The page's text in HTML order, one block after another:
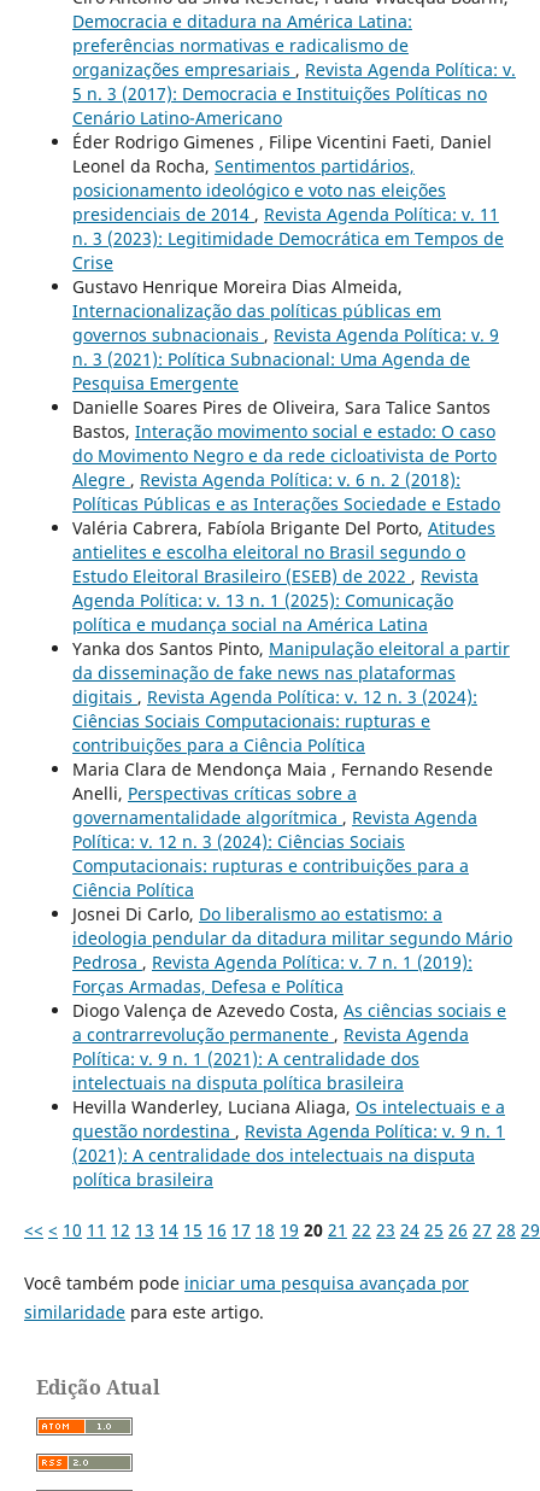
Democracia e ditadura na América Latina:
preferências normativas e radicalismo de
organizações empresariais , Revista Agenda Política: v.
5 n. 3 (2017): Democracia e Instituições Políticas no
Cenário Latino-Americano
Éder Rodrigo Gimenes , Filipe Vicentini Faeti, Daniel
Leonel da Rocha, Sentimentos partidários,
posicionamento ideológico e voto nas eleições
presidenciais de 2014 , Revista Agenda Política: v. 11
n. 3 (2023): Legitimidade Democrática em Tempos de
Crise
Gustavo Henrique Moreira Dias Almeida,
Internacionalização das políticas públicas em
governos subnacionais , Revista Agenda Política: v. 9
n. 3 (2021): Política Subnacional: Uma Agenda de
Pesquisa Emergente
Danielle Soares Pires de Oliveira, Sara Talice Santos
Bastos, Interação movimento social e estado: O caso
do Movimento Negro e da rede cicloativista de Porto
Alegre , Revista Agenda Política: v. 6 n. 2 (2018):
Políticas Públicas e as Interações Sociedade e Estado
Valéria Cabrera, Fabíola Brigante Del Porto, Atitudes
antielites e escolha eleitoral no Brasil segundo o
Estudo Eleitoral Brasileiro (ESEB) de 2022 , Revista
Agenda Política: v. 13 n. 1 (2025): Comunicação
política e mudança social na América Latina
Yanka dos Santos Pinto, Manipulação eleitoral a partir
da disseminação de fake news nas plataformas
digitais , Revista Agenda Política: v. 12 n. 3 (2024):
Ciências Sociais Computacionais: rupturas e
contribuições para a Ciência Política
Maria Clara de Mendonça Maia , Fernando Resende
Anelli, Perspectivas críticas sobre a
governamentalidade algorítmica , Revista Agenda
Política: v. 12 n. 3 (2024): Ciências Sociais
Computacionais: rupturas e contribuições para a
Ciência Política
Josnei Di Carlo, Do liberalismo ao estatismo: a
ideologia pendular da ditadura militar segundo Mário
Pedrosa , Revista Agenda Política: v. 7 n. 1 (2019):
Forças Armadas, Defesa e Política
Diogo Valença de Azevedo Costa, As ciências sociais e
a contrarrevolução permanente , Revista Agenda
Política: v. 9 n. 1 (2021): A centralidade dos
intelectuais na disputa política brasileira
Hevilla Wanderley, Luciana Aliaga, Os intelectuais e a
questão nordestina , Revista Agenda Política: v. 9 n. 1
(2021): A centralidade dos intelectuais na disputa
política brasileira
<< < 10 11 12 13 14 15 16 17 18 19 20 21 22 23 24 25 26 27 28 29
Você também pode iniciar uma pesquisa avançada por
similaridadepara este artigo.
Edição Atual